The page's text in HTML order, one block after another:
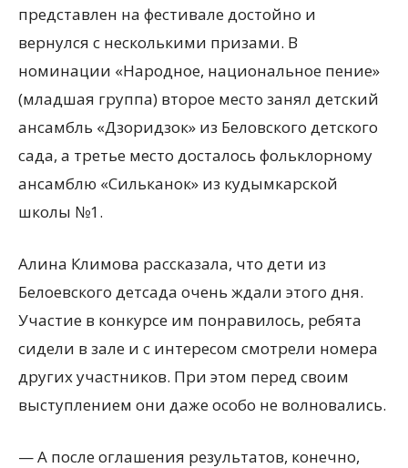
представлен на фестивале достойно и
вернулся с несколькими призами. В
номинации «Народное, национальное пение»
(младшая группа) второе место занял детский
ансамбль «Дзоридзок» из Беловского детского
сада, а третье место досталось фольклорному
ансамблю «Сильканок» из кудымкарской
школы №1.
Алина Климова рассказала, что дети из
Белоевского детсада очень ждали этого дня.
Участие в конкурсе им понравилось, ребята
сидели в зале и с интересом смотрели номера
других участников. При этом перед своим
выступлением они даже особо не волновались.
— А после оглашения результатов, конечно,